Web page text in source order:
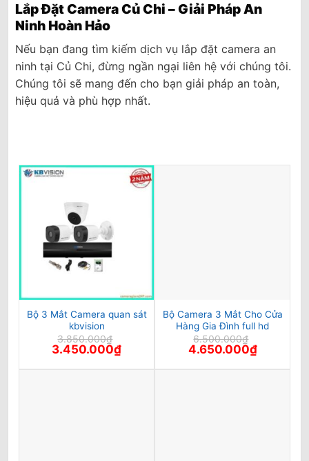
Lắp Đặt Camera Củ Chi – Giải Pháp An
Ninh Hoàn Hảo
Nếu bạn đang tìm kiếm dịch vụ lắp đặt camera an
ninh tại Củ Chi, đừng ngần ngại liên hệ với chúng tôi.
Chúng tôi sẽ mang đến cho bạn giải pháp an toàn,
hiệu quả và phù hợp nhất.
Bộ 3 Mắt Camera quan sát
kbvision
3.850.000₫
Giá
gốc
là:
3.450.000₫Giá
tại
Bộ Camera 3 Mắt Cho Cửa
Hàng Gia Đình full hd
6.500.000₫
Giá
gốc
là:
4.650.000₫Giá
hiện
tại